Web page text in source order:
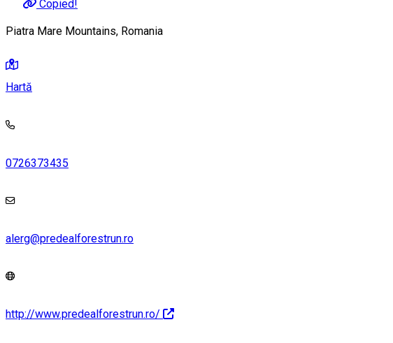
Copied!
Piatra Mare Mountains, Romania
Hartă
0726373435
alerg@predealforestrun.ro
http://www.predealforestrun.ro/